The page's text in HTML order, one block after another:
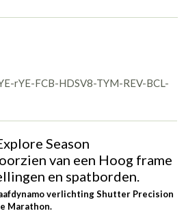
rYE-FCB-HDSV8-TYM-REV-BCL-
Season
van een Hoog frame
en spatborden.
verlichting Shutter Precision
Marathon.